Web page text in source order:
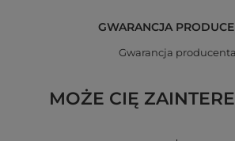
GWARANCJA
Gwarancja producenta
MOŻE CIĘ